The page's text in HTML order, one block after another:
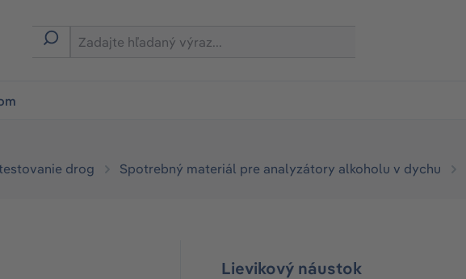
drog Spotrebný materiál pre analyzátory alkoholu v dychu
Lievikový náustok